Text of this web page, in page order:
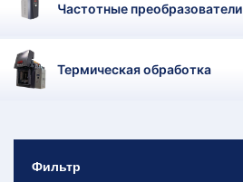
Частотные преобразователи
Термическая обработка
Фильтр